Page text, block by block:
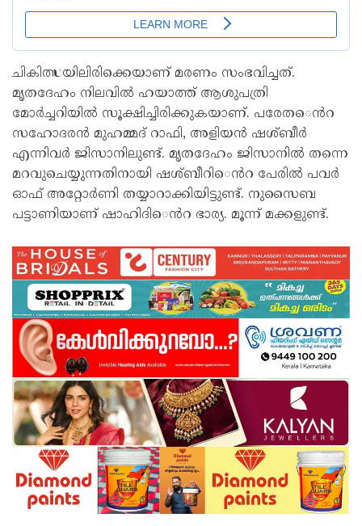
ചികിത്സയിലിരിക്കെയാണ് മരണം സംഭവിച്ചത്.
മൃതദേഹം നിലവിൽ ഹയാത്ത് ആശുപത്രി
മോർച്ചറിയിൽ സൂക്ഷിച്ചിരിക്കുകയാണ്. പരേത​െൻറ
സഹോദരൻ മുഹമ്മദ് റാഫി, അളിയൻ ഷശ്ബീർ
എന്നിവർ ജിസാനിലുണ്ട്. മൃതദേഹം ജിസാനിൽ തന്നെ
മറവുചെയ്യുന്നതിനായി ഷശ്ബീറി​െൻറ പേരിൽ പവർ
ഓഫ് അറ്റോർണി തയ്യാറാക്കിയിട്ടുണ്ട്. നുസൈബ
പട്ടാണിയാണ് ഷാഹിദി​െൻറ ഭാര്യ. മൂന്ന് മക്കളുണ്ട്.